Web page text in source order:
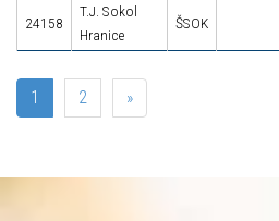
24158
T.J. Sokol
Hranice
ŠSOK
1 2 »